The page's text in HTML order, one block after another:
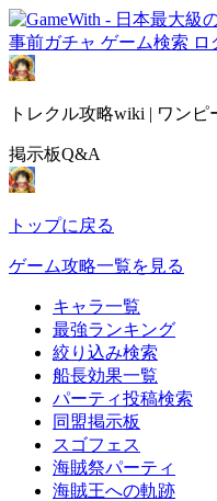
事前ガチャ ゲーム検索 ロ
トレクル攻略wiki | ワン
掲示板Q&A
トップに戻る
ゲーム攻略一覧を見る
キャラ一覧
最強ランキング
絞り込み検索
船長効果一覧
パーティ投稿検索
同盟掲示板
スゴフェス
海賊祭パーティ
海賊王への軌跡